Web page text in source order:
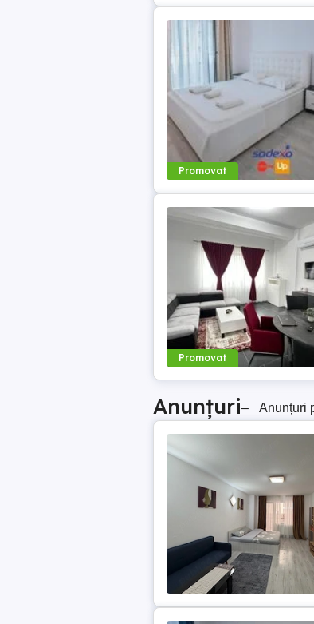
Promovat
Promovat
Anunțuri– Anunțuri